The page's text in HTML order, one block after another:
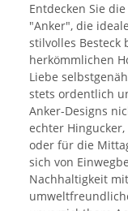
Entdecken Sie
"Anker", die
stilvolles Besteck
herkömmlichen
Liebe
stets ordentlich
Anker-Designs
echter
oder für die
sich von
Nachhaltigkeit